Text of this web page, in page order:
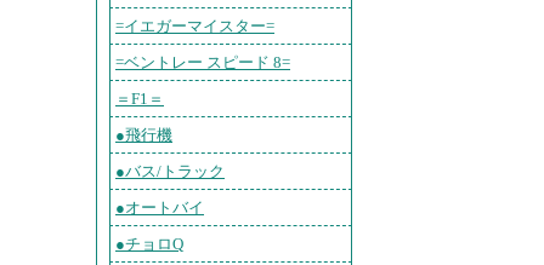
=イエガーマイスター=
=ベントレー スピード 8=
＝F1＝
●飛行機
●バス/トラック
●オートバイ
●チョロQ